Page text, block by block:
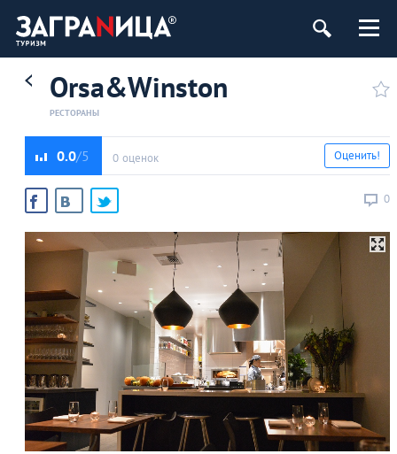
Orsa&Winston
РЕСТОРАНЫ
0.0 0 оценок
0
Оценить!